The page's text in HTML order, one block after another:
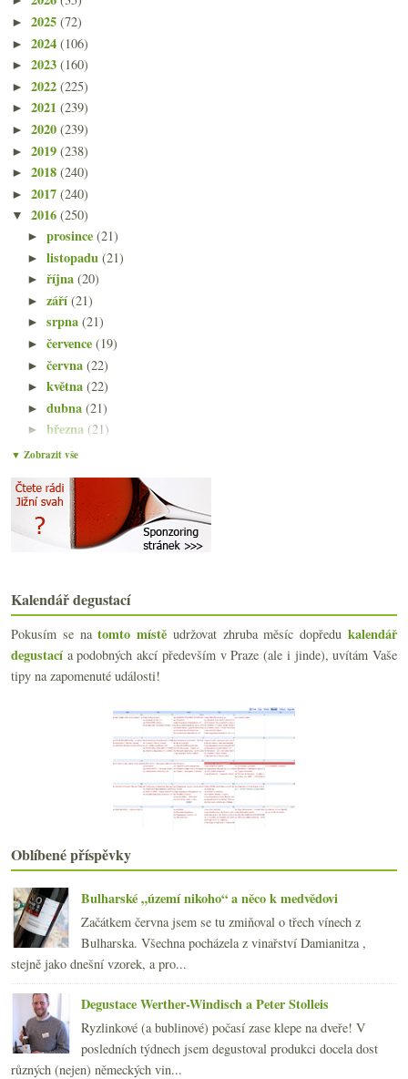
► 2025 (72)
► 2024 (106)
► 2023 (160)
► 2022 (225)
► 2021 (239)
► 2020 (239)
► 2019 (238)
► 2018 (240)
► 2017 (240)
▼ 2016 (250)
►prosince(21)
►listopadu(21)
►října(20)
►září(21)
►srpna(21)
►července(19)
►června(22)
►května(22)
►dubna(21)
►března (21)
►února
Chutná X nechutná a složitější degustační popisy
Tschida, chlastací červená a rodinný rozpočet
Co přináší novelizovaný vinařský zákon
Xinomavro a degustace Kir-Yianni
Ryzlink z Německa, Alsaska i Moravy
Datum k odstřelu a láhev výtečného naturálního šam...
Sauvignon & Chenin
Legendární Lopez de Heredia
Minivertikála Croix-Mouton a základní družstevní b...
Kolik lahví vína máte a jak je skladujete?
Opájím se maďarským Furmintem
Dvě druhá vína z Bordeaux
Doporučení pít méně v UK, naturální kuřecí analogie
Zajímavá netradiční cava a Bowie
Výtečné moravské Chardonnay a bezva Býčí krev
Chutný španělský manifest
Rekapitulace ročníku 2015 na Jižním svahu
Parádní večírek v Thiru
►2015(251)
►2014(254)
► 2013(249)
►2012(254)
►2011(252)
2010 (249)
►2009(249)
►2008(270)
►2007(108)
▼ Zobrazit vše
Kalendář degustací
Pokusím se natomto místě udržovat zhruba měsíc dopředukalendář
degustacía podobných akcí především v Praze (ale i jinde), uvítám Vaše
tipy na zapomenuté události!
Oblíbené příspěvky
Bulharské „území nikoho“ a něco k medvědovi
Začátkem června jsem se tu zmiňoval o třech vínech z
Bulharska. Všechna pocházela z vinařství Damianitza ,
stejně jako dnešní vzorek, a pro...
Degustace Werther-Windisch a Peter Stolleis
Ryzlinkové (a bublinové) počasí zase klepe na dveře! V
posledních týdnech jsem degustoval produkci docela dost
různých (nejen) německých vin...